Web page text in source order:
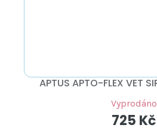
APTUS APTO-FLEX VET
Vyprodáno
725 Kč